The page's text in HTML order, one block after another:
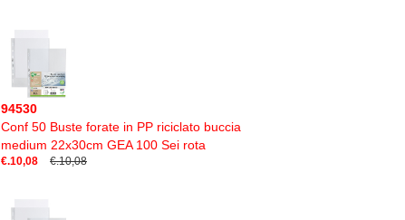
94530
Conf 50 Buste forate in PP riciclato buccia
medium 22x30cm GEA 100 Sei rota
€.10,08 €.10,08